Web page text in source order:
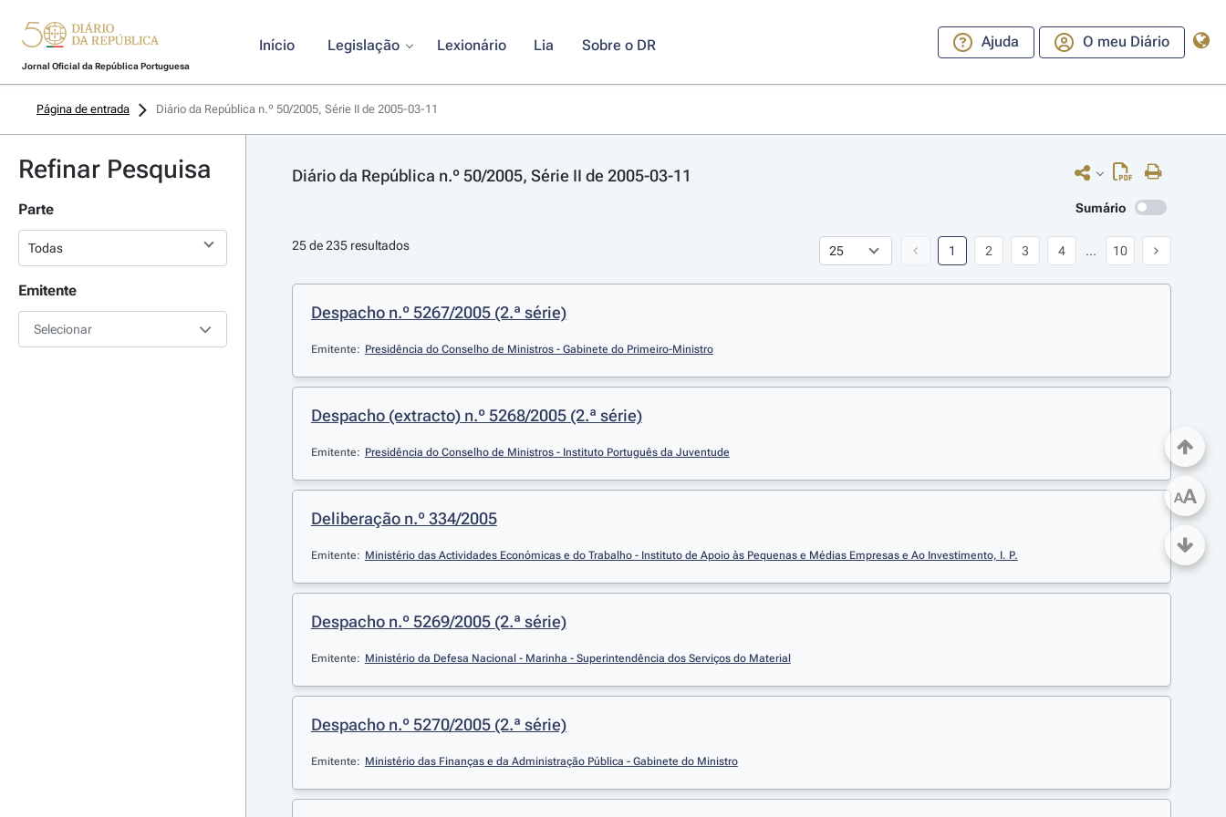
Jornal Oficial da República Portuguesa
Início Legislação Lexionário Lia Sobre o DR Ajuda O meu Diário
Página de entrada Diário da República n.º 50/2005, Série II de 2005-03-11
Refinar Pesquisa
Parte
Emitente
Selecionar
Diário da República n.º 50/2005, Série II de 2005-03-11
Sumário
25 de 235 resultados 1 2 3 4 ... 10
Despacho n.º 5267/2005 (2.ª série)
Emitente: Presidência do Conselho de Ministros - Gabinete do Primeiro-Ministro
Despacho (extracto) n.º 5268/2005 (2.ª série)
Emitente: Presidência do Conselho de Ministros - Instituto Português da Juventude
Deliberação n.º 334/2005
Emitente: Ministério das Actividades Económicas e do Trabalho - Instituto de Apoio às Pequenas e Médias Empresas e Ao Investimento, I. P.
Despacho n.º 5269/2005 (2.ª série)
Emitente: Ministério da Defesa Nacional - Marinha - Superintendência dos Serviços do Material
Despacho n.º 5270/2005 (2.ª série)
Emitente: Ministério das Finanças e da Administração Pública - Gabinete do Ministro
AA